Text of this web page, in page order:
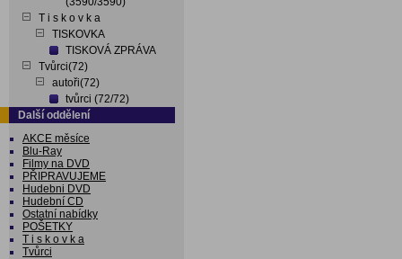
T i s k o v k a
TISKOVKA
TISKOVÁ ZPRÁVA
Tvůrci(72)
autoři(72)
tvůrci (72/72)
Další oddělení
AKCE měsíce
Blu-Ray
Filmy na DVD
PŘIPRAVUJEME
Hudebni DVD
Hudební CD
Ostatní nabídky
POŠETKY
T i s k o v k a
Tvůrci